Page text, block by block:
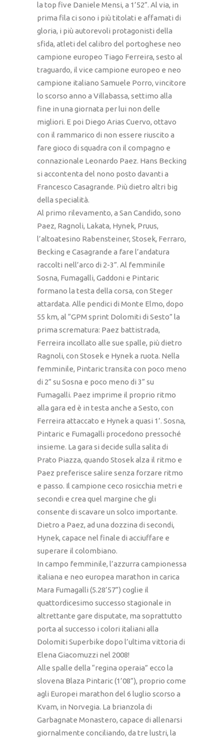
la top five Daniele Mensi, a 1’52”. Al via, in
prima fila ci sono i più titolati e affamati di
gloria, i più autorevoli protagonisti della
sfida, atleti del calibro del portoghese neo
campione europeo Tiago Ferreira, sesto al
traguardo, il vice campione europeo e neo
campione italiano Samuele Porro, vincitore
lo scorso anno a Villabassa, settimo alla
fine in una giornata per lui non delle
migliori. E poi Diego Arias Cuervo, ottavo
con il rammarico di non essere riuscito a
fare gioco di squadra con il compagno e
connazionale Leonardo Paez. Hans Becking
si accontenta del nono posto davanti a
Francesco Casagrande. Più dietro altri big
della specialità.
Al primo rilevamento, a San Candido, sono
Paez, Ragnoli, Lakata, Hynek, Pruus,
l’altoatesino Rabensteiner, Stosek, Ferraro,
Becking e Casagrande a fare l’andatura
raccolti nell’arco di 2-3”. Al femminile
Sosna, Fumagalli, Gaddoni e Pintaric
formano la testa della corsa, con Steger
attardata. Alle pendici di Monte Elmo, dopo
55 km, al “GPM sprint Dolomiti di Sesto” la
prima scrematura: Paez battistrada,
Ferreira incollato alle sue spalle, più dietro
Ragnoli, con Stosek e Hynek a ruota. Nella
femminile, Pintaric transita con poco meno
di 2” su Sosna e poco meno di 3” su
Fumagalli. Paez imprime il proprio ritmo
alla gara ed è in testa anche a Sesto, con
Ferreira attaccato e Hynek a quasi 1’. Sosna,
Pintaric e Fumagalli procedono pressoché
insieme. La gara si decide sulla salita di
Prato Piazza, quando Stosek alza il ritmo e
Paez preferisce salire senza forzare ritmo
e passo. Il campione ceco rosicchia metri e
secondi e crea quel margine che gli
consente di scavare un solco importante.
Dietro a Paez, ad una dozzina di secondi,
Hynek, capace nel finale di acciuffare e
superare il colombiano.
In campo femminile, l’azzurra campionessa
italiana e neo europea marathon in carica
Mara Fumagalli (5.28’57”) coglie il
quattordicesimo successo stagionale in
altrettante gare disputate, ma soprattutto
porta al successo i colori italiani alla
Dolomiti Superbike dopo l’ultima vittoria di
Elena Giacomuzzi nel 2008!
Alle spalle della “regina operaia” ecco la
slovena Blaza Pintaric (1’08”), proprio come
agli Europei marathon del 6 luglio scorso a
Kvam, in Norvegia. La brianzola di
Garbagnate Monastero, capace di allenarsi
giornalmente conciliando, da tre lustri, la